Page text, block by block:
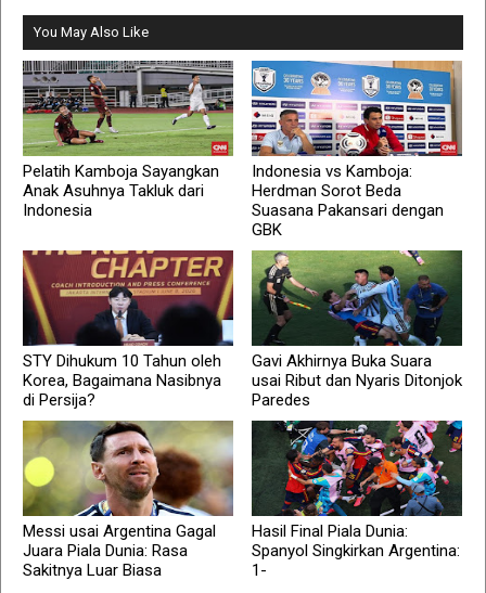
You May Also Like
Pelatih Kamboja Sayangkan
Anak Asuhnya Takluk dari
Indonesia
Indonesia vs Kamboja:
Herdman Sorot Beda
Suasana Pakansari dengan
GBK
STY Dihukum 10 Tahun oleh
Korea, Bagaimana Nasibnya
di Persija?
Gavi Akhirnya Buka Suara
usai Ribut dan Nyaris Ditonjok
Paredes
Messi usai Argentina Gagal
Juara Piala Dunia: Rasa
Sakitnya Luar Biasa
Hasil Final Piala Dunia:
Spanyol Singkirkan Argentina:
1-